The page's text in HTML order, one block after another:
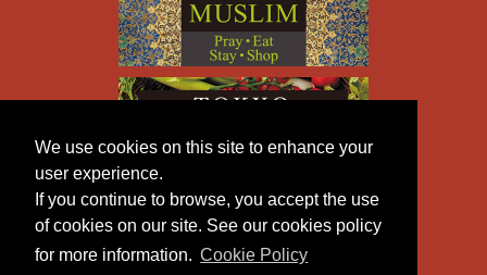
We use cookies on this site to enhance your
user experience.
If you continue to browse, you accept the use
of cookies on our site. See our cookies policy
for more information. Cookie Policy